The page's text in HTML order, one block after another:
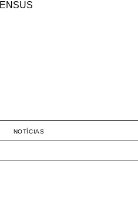
ENSUS
NOTÍCIAS